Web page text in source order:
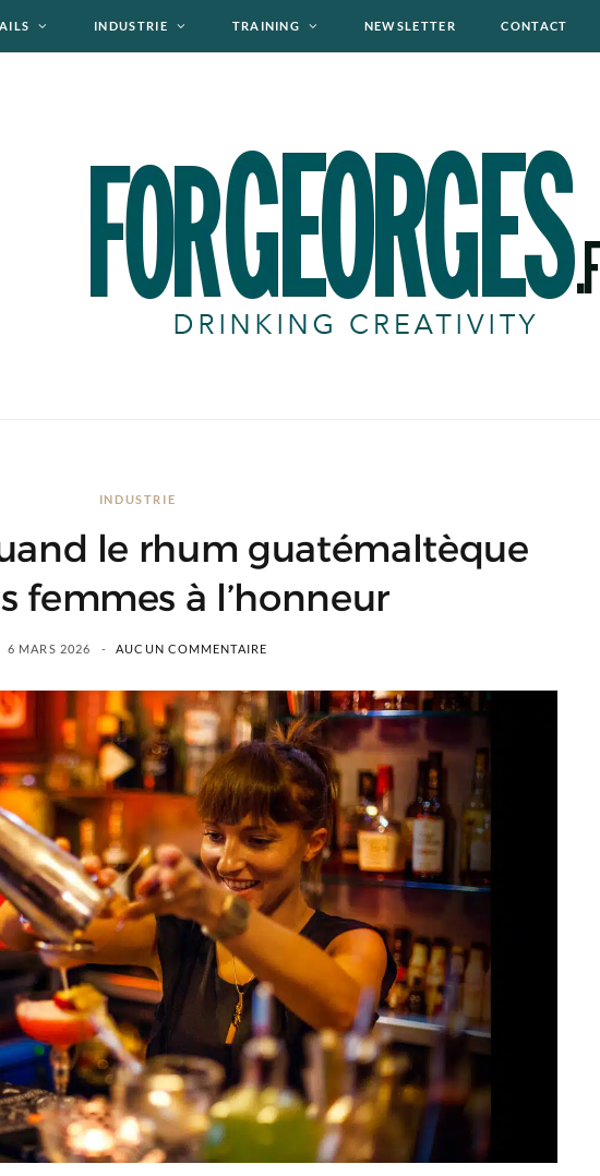
INDUSTRIE TRAINING NEWSLETTER CONTACT
INDUSTRIE
le rhum guatémaltèque
femmes à l’honneur
6 MARS 2026 AUCUN COMMENTAIRE